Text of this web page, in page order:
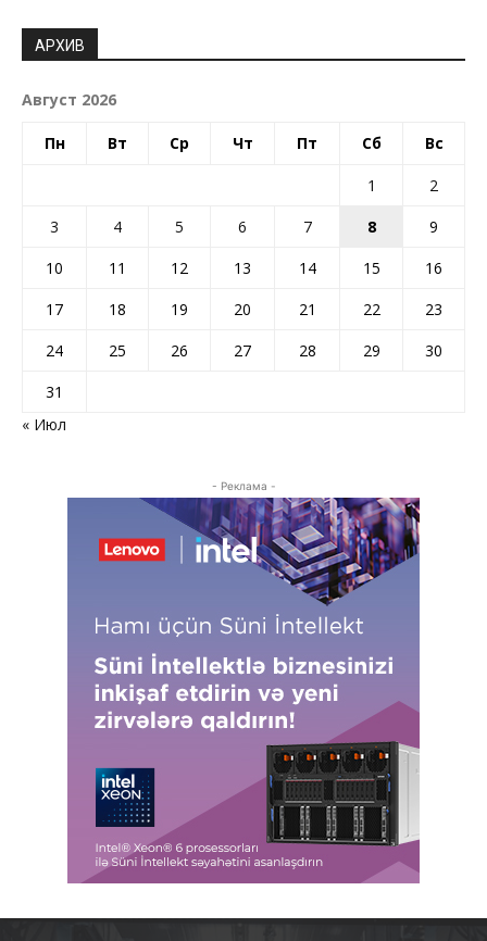
АРХИВ
Август 2026
Пн Вт Ср Чт Пт Сб Вс
1
2
3
4 5 6 7 8
9
10
11 12 13 14 15
16
17
18 19 20 21 22
23
24
25 26 27 28 29
30
31
« Июл
- Реклама -